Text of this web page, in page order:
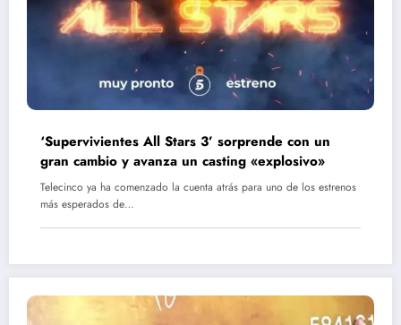
‘Supervivientes All Stars 3’ sorprende con un
gran cambio y avanza un casting «explosivo»
Telecinco ya ha comenzado la cuenta atrás para uno de los estrenos
más esperados de…